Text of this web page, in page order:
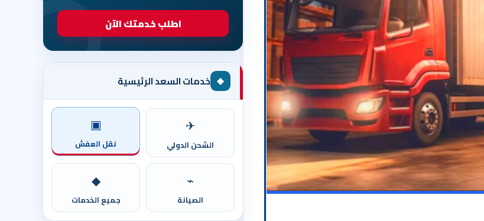
اطلب خدمتك الآن
◆ خدمات السعد الرئيسية
✈
الشحن الدولي
▣
نقل العفش
⌁
الصيانة
◆
جميع الخدمات